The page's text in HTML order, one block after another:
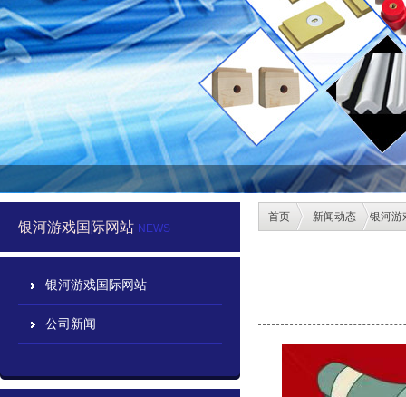
银河游戏国际网站 NEWS
银河游戏国际网站
公司新闻
首页 新闻动态 银河游